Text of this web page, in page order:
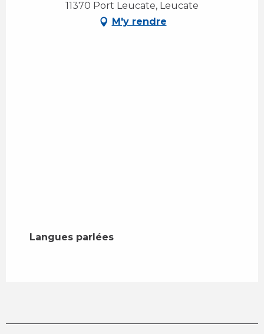
11370 Port Leucate, Leucate
M'y rendre
Langues parlées
Langues parlées